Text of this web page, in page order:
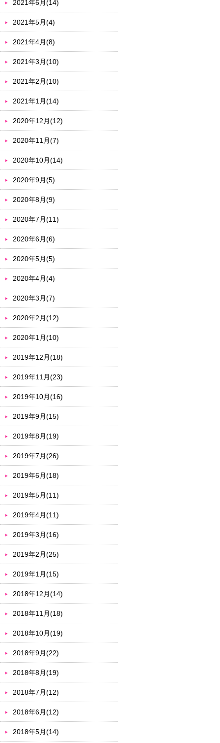
2021年6月(14)
2021年5月(4)
2021年4月(8)
2021年3月(10)
2021年2月(10)
2021年1月(14)
2020年12月(12)
2020年11月(7)
2020年10月(14)
2020年9月(5)
2020年8月(9)
2020年7月(11)
2020年6月(6)
2020年5月(5)
2020年4月(4)
2020年3月(7)
2020年2月(12)
2020年1月(10)
2019年12月(18)
2019年11月(23)
2019年10月(16)
2019年9月(15)
2019年8月(19)
2019年7月(26)
2019年6月(18)
2019年5月(11)
2019年4月(11)
2019年3月(16)
2019年2月(25)
2019年1月(15)
2018年12月(14)
2018年11月(18)
2018年10月(19)
2018年9月(22)
2018年8月(19)
2018年7月(12)
2018年6月(12)
2018年5月(14)